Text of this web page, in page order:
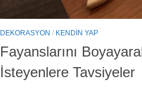
DEKORASYON / KENDIN YAP
Fayanslarını
İsteyenlere Tavsiyeler